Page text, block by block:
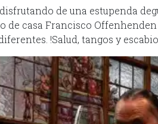
de una estupenda
de casa Francisco
!Salud, tangos y